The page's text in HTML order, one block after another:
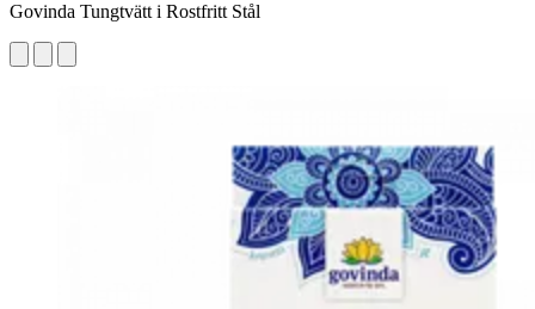
Govinda Tungtvätt i Rostfritt Stål